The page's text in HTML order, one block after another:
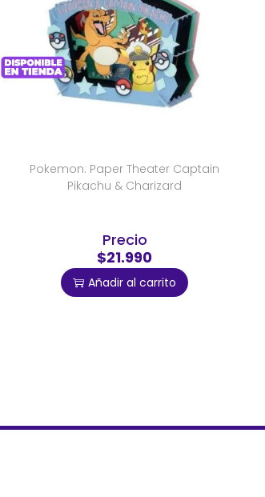
Pokemon: Paper Theater Captain
Pikachu & Charizard
Precio
$21.990
Añadir al carrito